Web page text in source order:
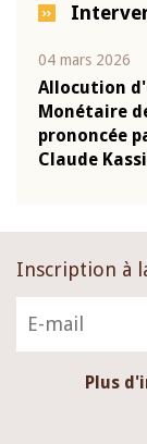
04 mars 2026
Allocution
Monétaire
prononcée
Claude Kassi
Inscription à
Plus